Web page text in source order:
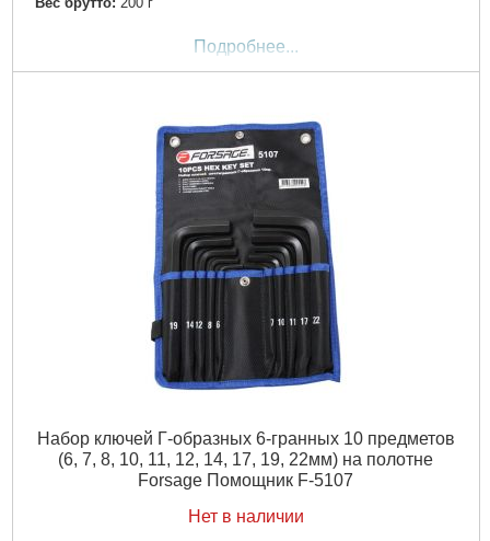
Подробнее...
Набор ключей Г-образных 6-гранных 10 предметов
(6, 7, 8, 10, 11, 12, 14, 17, 19, 22мм) на полотне
Forsage Помощник F-5107
Нет в наличии